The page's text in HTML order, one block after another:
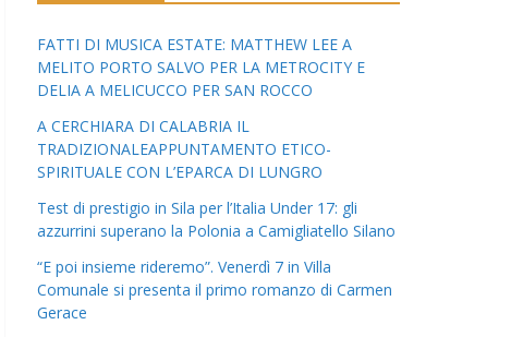
FATTI DI MUSICA ESTATE: MATTHEW LEE A
MELITO PORTO SALVO PER LA METROCITY E
DELIA A MELICUCCO PER SAN ROCCO
A CERCHIARA DI CALABRIA IL
TRADIZIONALEAPPUNTAMENTO ETICO-
SPIRITUALE CON L’EPARCA DI LUNGRO
Test di prestigio in Sila per l’Italia Under 17: gli
azzurrini superano la Polonia a Camigliatello Silano
“E poi insieme rideremo”. Venerdì 7 in Villa
Comunale si presenta il primo romanzo di Carmen
Gerace